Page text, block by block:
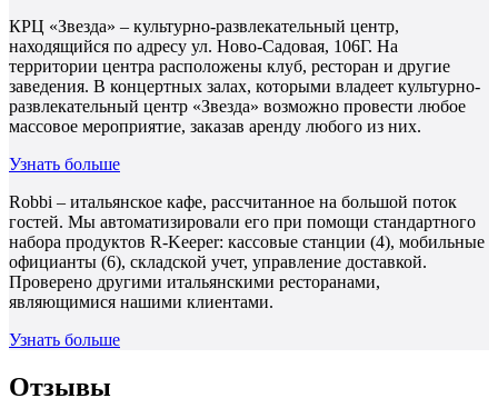
КРЦ «Звезда» – культурно-развлекательный центр,
находящийся по адресу ул. Ново-Садовая, 106Г. На
территории центра расположены клуб, ресторан и другие
заведения. В концертных залах, которыми владеет культурно-
развлекательный центр «Звезда» возможно провести любое
массовое мероприятие, заказав аренду любого из них.
Узнать больше
Robbi – итальянское кафе, рассчитанное на большой поток
гостей. Мы автоматизировали его при помощи стандартного
набора продуктов R-Keeper: кассовые станции (4), мобильные
официанты (6), складской учет, управление доставкой.
Проверено другими итальянскими ресторанами,
являющимися нашими клиентами.
Узнать больше
Отзывы